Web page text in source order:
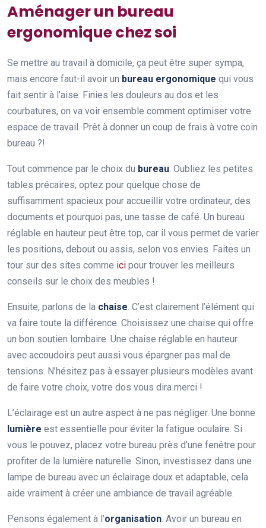
Aménager un bureau
ergonomique chez soi
Se mettre au travail à domicile, ça peut être super sympa,
mais encore faut-il avoir un bureau ergonomique qui vous
fait sentir à l’aise. Finies les douleurs au dos et les
courbatures, on va voir ensemble comment optimiser votre
espace de travail. Prêt à donner un coup de frais à votre coin
bureau ?!
Tout commence par le choix du bureau. Oubliez les petites
tables précaires, optez pour quelque chose de
suffisamment spacieux pour accueillir votre ordinateur, des
documents et pourquoi pas, une tasse de café. Un bureau
réglable en hauteur peut être top, car il vous permet de varier
les positions, debout ou assis, selon vos envies. Faites un
tour sur des sites comme ici pour trouver les meilleurs
conseils sur le choix des meubles !
Ensuite, parlons de la chaise. C’est clairement l’élément qui
va faire toute la différence. Choisissez une chaise qui offre
un bon soutien lombaire. Une chaise réglable en hauteur
avec accoudoirs peut aussi vous épargner pas mal de
tensions. N’hésitez pas à essayer plusieurs modèles avant
de faire votre choix, votre dos vous dira merci !
L’éclairage est un autre aspect à ne pas négliger. Une bonne
lumière est essentielle pour éviter la fatigue oculaire. Si
vous le pouvez, placez votre bureau près d’une fenêtre pour
profiter de la lumière naturelle. Sinon, investissez dans une
lampe de bureau avec un éclairage doux et adaptable, cela
aide vraiment à créer une ambiance de travail agréable.
Pensons également à l’organisation. Avoir un bureau en